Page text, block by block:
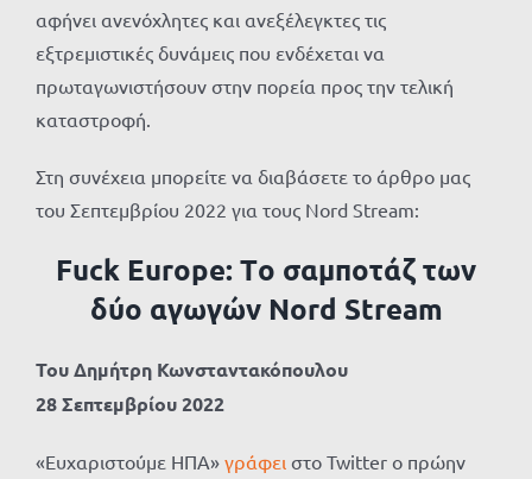
αφήνει ανενόχλητες και ανεξέλεγκτες τις
εξτρεμιστικές δυνάμεις που ενδέχεται να
πρωταγωνιστήσουν στην πορεία προς την τελική
καταστροφή.
Στη συνέχεια μπορείτε να διαβάσετε το άρθρο μας
του Σεπτεμβρίου 2022 για τους Nord Stream:
Fuck Europe: Τo σαμποτάζ των
δύο αγωγών Nord Stream
Του Δημήτρη Κωνσταντακόπουλου
28 Σεπτεμβρίου 2022
«Ευχαριστούμε ΗΠΑ» γράφει στο Twitter ο πρώην